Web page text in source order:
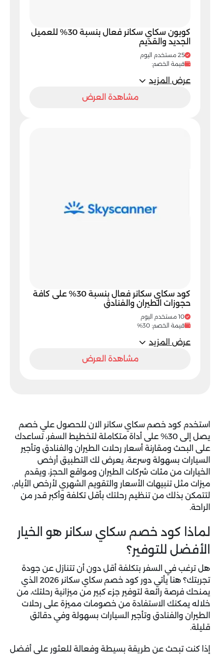
كوبون سكاي سكانر فعال بنسبة 30% للعميل
الجديد والقديم
25 مستخدم اليوم
قيمة الخصم:
عرض المزيد
مشاهدة العرض
كود سكاي سكانر فعال بنسبة 30% على كافة
حجوزات الطيران والفنادق
10 مستخدم اليوم
قيمة الخصم: 30%
عرض المزيد
مشاهدة العرض
استخدم كود خصم سكاي سكانر الان للحصول علي خصم
يصل إلى 30% على أداة متكاملة لتخطيط السفر، تساعدك
على البحث ومقارنة أسعار رحلات الطيران والفنادق وتأجير
السيارات بسهولة وسرعة، يعرض لك التطبيق أرخص
الخيارات من مئات شركات الطيران ومواقع الحجز، ويقدم
ميزات مثل تنبيهات الأسعار والتقويم الشهري لأرخص الأيام،
لتتمكن بذلك من تنظيم رحلتك بأقل تكلفة وأكبر قدر من
الراحة.
لماذا كود خصم سكاي سكانر هو الخيار
الأفضل للتوفير؟
هل ترغب في السفر بتكلفة أقل دون أن تتنازل عن جودة
تجربتك؟ هنا يأتي دور كود خصم سكاي سكانر 2026
الذي
يمنحك فرصة رائعة لتوفير جزء كبير من ميزانية رحلتك، من
خلاله يمكنك الاستفادة من خصومات مميزة على رحلات
الطيران والفنادق وتأجير السيارات بسهولة وفي دقائق
قليلة.
إذا كنت تبحث عن طريقة بسيطة وفعالة للعثور على أفضل